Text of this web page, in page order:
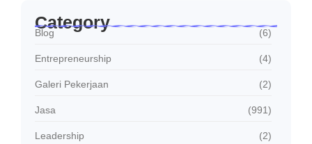
Category
Blog (6)
Entrepreneurship (4)
Galeri Pekerjaan (2)
Jasa (991)
Leadership (2)